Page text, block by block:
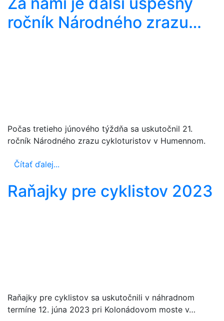
ročník Národného zrazu…
Počas tretieho júnového týždňa sa uskutočnil 21.
ročník Národného zrazu cykloturistov v Humennom.
Čítať ďalej...
Raňajky pre cyklistov 2023
Raňajky pre cyklistov sa uskutočnili v náhradnom
termíne 12. júna 2023 pri Kolonádovom moste v…